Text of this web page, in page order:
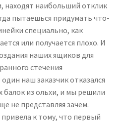
находят наибольший отклик
пытаешься придумать что-
специально, как
или получается плохо. И
наших ящиков для
стечения
наш заказчик отказался
из ольхи, и мы решили
не представляя зачем.
к тому, что первый